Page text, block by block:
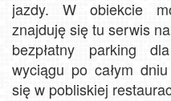
jazdy. W obiekcie
znajduję się tu serwis
bezpłatny parking
wyciągu po całym
się w pobliskiej